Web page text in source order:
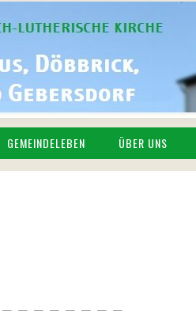
GEMEINDELEBEN ÜBER UNS